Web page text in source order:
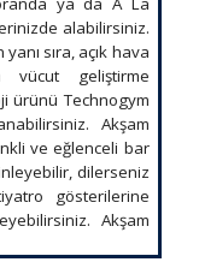
alabilirsiniz.
sıra, açık hava
geliştirme
ürünü Technogym
Akşam
ve eğlenceli bar
dilerseniz
gösterilerine
Akşam